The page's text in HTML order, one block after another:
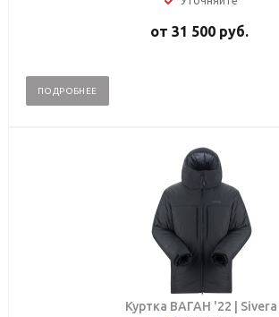
от 31 500 руб.
ПОДРОБНЕЕ
Куртка ВАГАН '22 | Sivera